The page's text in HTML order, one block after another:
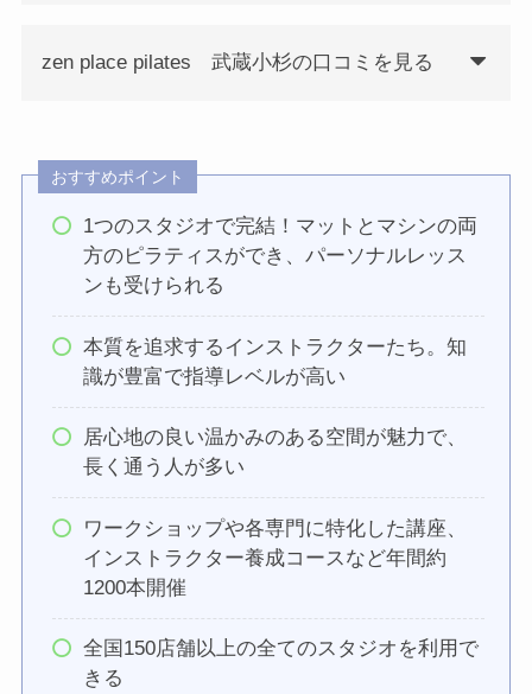
zen place pilates 武蔵小杉の口コミを見る
おすすめポイント
1つのスタジオで完結！マットとマシンの両
方のピラティスができ、パーソナルレッス
ンも受けられる
本質を追求するインストラクターたち。知
識が豊富で指導レベルが高い
居心地の良い温かみのある空間が魅力で、
長く通う人が多い
ワークショップや各専門に特化した講座、
インストラクター養成コースなど年間約
1200本開催
全国150店舗以上の全てのスタジオを利用で
きる